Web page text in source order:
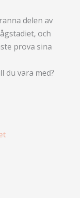
delen av
och
prova sina
du vara med?